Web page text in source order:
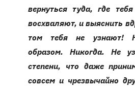
вернуться туда, где
восхваляют, и выяснить
том тебя не узнают!
образом. Никогда. Не
степени, что даже
совсем и чрезвычайно